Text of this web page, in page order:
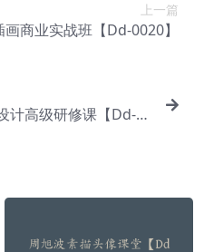
上一篇
商业实战班【Dd-0020】
计高级研修课【Dd-0